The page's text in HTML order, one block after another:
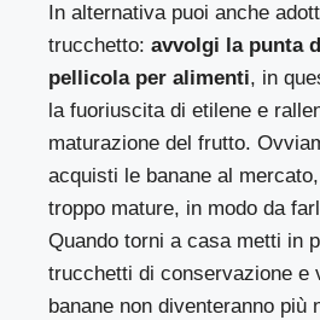
In alternativa puoi anche
trucchetto:avvolgi la punta
pellicola per alimenti, in
la fuoriuscita di etilene e
maturazione del frutto.
acquisti le banane al
troppo mature, in modo da
Quando torni a casa metti in
trucchetti di conservazione e
banane non diventeranno più